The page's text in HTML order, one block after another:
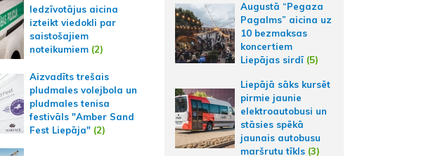
Iedzīvotājus aicina
izteikt viedokli par
saistošajiem
noteikumiem (2)
Aizvadīts trešais
pludmales volejbola un
pludmales tenisa
festivāls "Amber Sand
Fest Liepāja"(2)
Augustā “Pegaza
Pagalms” aicina uz
10 bezmaksas
koncertiem
Liepājas sirdī (5)
Liepājā sāks kursēt
pirmie jaunie
elektroautobusi un
stāsies spēkā
jaunais autobusu
maršrutu tīkls (3)